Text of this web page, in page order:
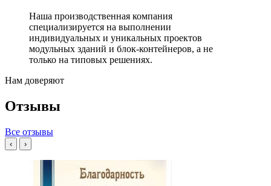
Наша производственная компания
специализируется на выполнении
индивидуальных и уникальных проектов
модульных зданий и блок-контейнеров, а не
только на типовых решениях.
Нам доверяют
Отзывы
Все отзывы
‹ ›